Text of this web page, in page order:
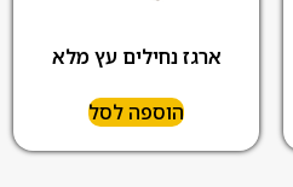
ארגז נחילים עץ מלא
הוספה לסל